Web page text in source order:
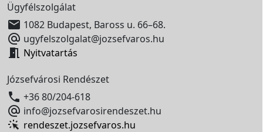
Ügyfélszolgálat
 1082 Budapest, Baross u. 66–68.
 ugyfelszolgalat@jozsefvaros.hu
 Nyitvatartás
Józsefvárosi Rendészet
 +36 80/204-618
 info@jozsefvarosirendeszet.hu
rendeszet.jozsefvaros.hu